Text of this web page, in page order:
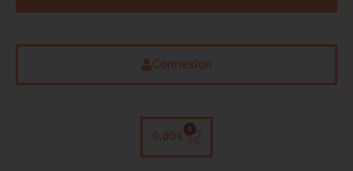
Connexion
0,00 €
0